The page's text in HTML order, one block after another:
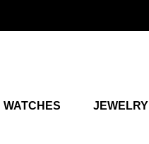
WATCHES JEWELRY